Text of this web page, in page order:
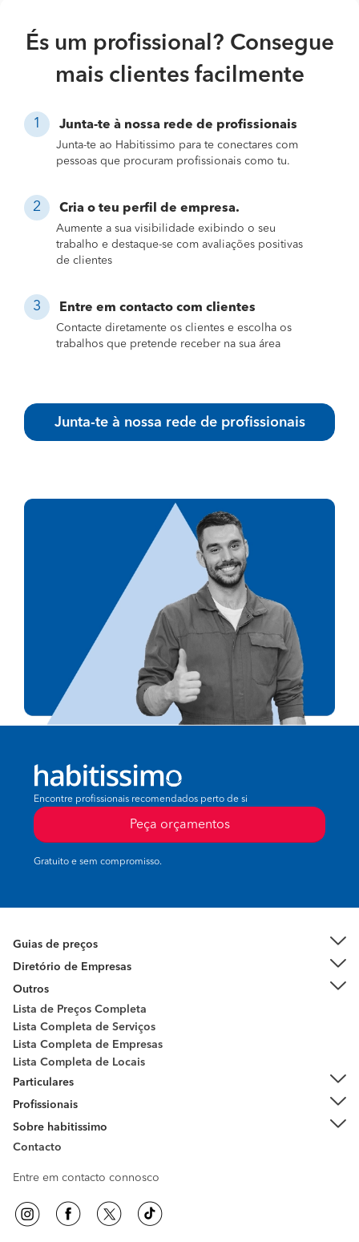
És um profissional? Consegue
mais clientes facilmente
Junta-te à nossa rede de profissionais
Junta-te ao Habitissimo para te conectares com
pessoas que procuram profissionais como tu.
Cria o teu perfil de empresa.
Aumente a sua visibilidade exibindo o seu
trabalho e destaque-se com avaliações positivas
de clientes
Entre em contacto com clientes
Contacte diretamente os clientes e escolha os
trabalhos que pretende receber na sua área
Junta-te à nossa rede de profissionais
Encontre profissionais recomendados perto de si
Peça orçamentos
Gratuito e sem compromisso.
Guias de preços
Diretório de Empresas
Outros
Lista de Preços Completa
Lista Completa de Serviços
Lista Completa de Empresas
Lista Completa de Locais
Particulares
Profissionais
Sobre habitissimo
Contacto
Entre em contacto connosco